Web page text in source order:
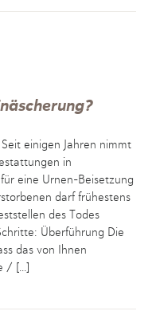
einigen Jahren nimmt
in
eine Urnen-Beisetzung
darf frühestens
des Todes
Überführung Die
das von Ihnen
/ [...]